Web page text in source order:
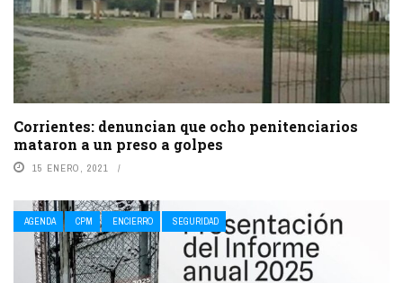
Corrientes: denuncian que ocho penitenciarios
mataron a un preso a golpes
15 ENERO, 2021
AGENDA CPM ENCIERRO SEGURIDAD